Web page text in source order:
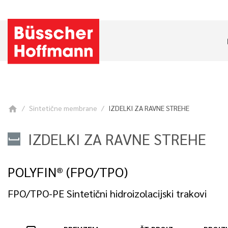
home Sintetične membrane IZDELKI ZA RAVNE STREHE
IZDELKI ZA RAVNE STREHE
POLYFIN® (FPO/TPO)
FPO/TPO-PE Sintetični hidroizolacijski trakovi